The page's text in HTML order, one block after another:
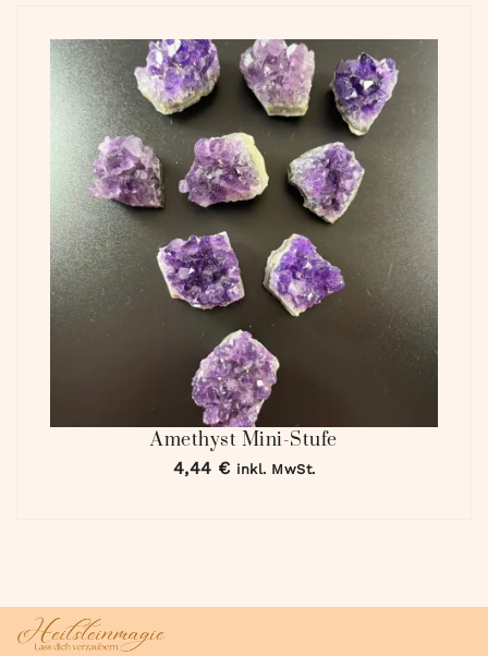
Amethyst Mini-Stufe
4,44 € inkl. MwSt.